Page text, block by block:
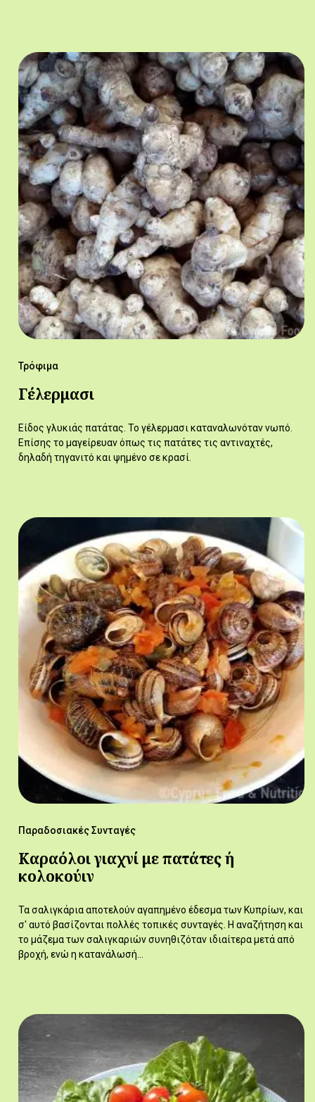
Τρόφιμα
Γέλερμασι
Είδος γλυκιάς πατάτας. Το γέλερμασι καταναλωνόταν νωπό.
Επίσης το μαγείρευαν όπως τις πατάτες τις αντιναχτές,
δηλαδή τηγανιτό και ψημένο σε κρασί.
Παραδοσιακές Συνταγές
Καραόλοι γιαχνί με πατάτες ή
κολοκούιν
Τα σαλιγκάρια αποτελούν αγαπημένο έδεσμα των Κυπρίων, και
σ' αυτό βασίζονται πολλές τοπικές συνταγές. Η αναζήτηση και
το μάζεμα των σαλιγκαριών συνηθιζόταν ιδιαίτερα μετά από
βροχή, ενώ η κατανάλωσή…